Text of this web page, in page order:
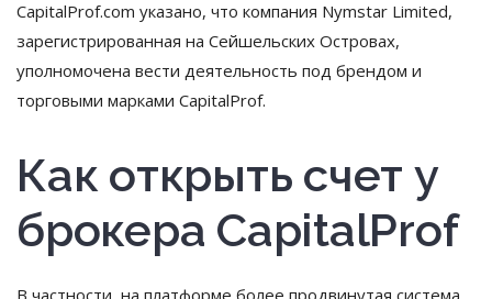
CapitalProf.com указано, что компания Nymstar Limited,
зарегистрированная на Сейшельских Островах,
уполномочена вести деятельность под брендом и
торговыми марками CapitalProf.
Как открыть счет у
брокера CapitalProf